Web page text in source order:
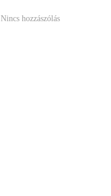
Nincs hozzászólás